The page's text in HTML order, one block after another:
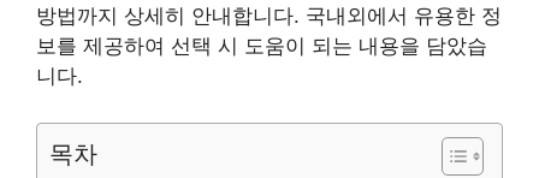
방법까지 상세히 안내합니다. 국내외에서 유용한 정
보를 제공하여 선택 시 도움이 되는 내용을 담았습
니다.
목차